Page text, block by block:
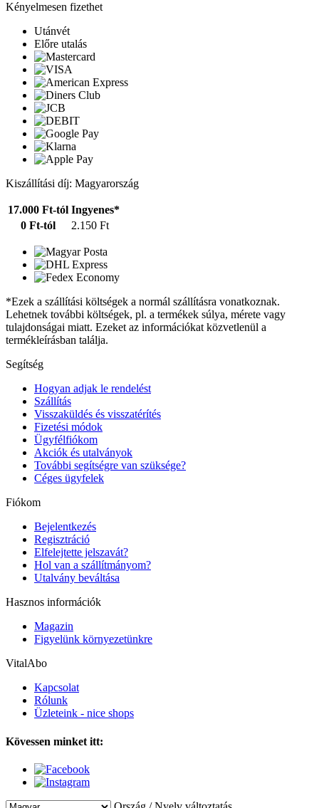
Kényelmesen fizethet
Utánvét
Előre utalás
Kiszállítási díj: Magyarország
17.000 Ft-tól Ingyenes*
0 Ft-tól
2.150 Ft
*Ezek a szállítási költségek a normál szállításra vonatkoznak.
Lehetnek további költségek, pl. a termékek súlya, mérete vagy
tulajdonságai miatt. Ezeket az információkat közvetlenül a
termékleírásban találja.
Segítség
Hogyan adjak le rendelést
Szállítás
Visszaküldés és visszatérítés
Fizetési módok
Ügyfélfiókom
Akciók és utalványok
További segítségre van szüksége?
Céges ügyfelek
Fiókom
Bejelentkezés
Regisztráció
Elfelejtette jelszavát?
Hol van a szállítmányom?
Utalvány beváltása
Hasznos információk
Magazin
Figyelünk környezetünkre
VitalAbo
Kapcsolat
Rólunk
Üzleteink - nice shops
Kövessen minket itt: